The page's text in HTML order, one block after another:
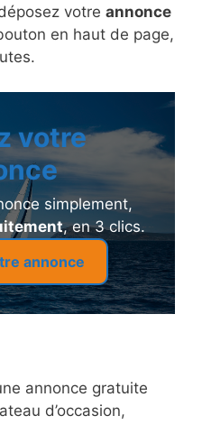
votre annonce
en haut de page,
votre
simplement,
, en 3 clics.
annonce
annonce gratuite
d’occasion,